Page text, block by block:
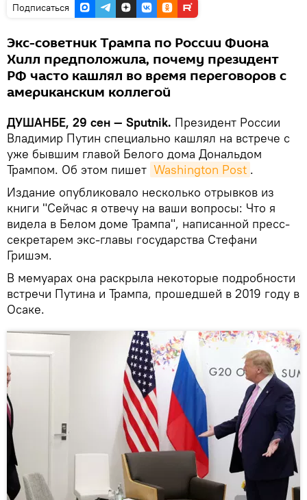
Подписаться
Экс-советник Трампа по России Фиона
Хилл предположила, почему президент
РФ часто кашлял во время переговоров с
американским коллегой
ДУШАНБЕ, 29 сен — Sputnik. Президент России
Владимир Путин специально кашлял на встрече с
уже бывшим главой Белого дома Дональдом
Трампом. Об этом пишет Washington Post .
Издание опубликовало несколько отрывков из
книги "Сейчас я отвечу на ваши вопросы: Что я
видела в Белом доме Трампа", написанной пресс-
секретарем экс-главы государства Стефани
Гришэм.
В мемуарах она раскрыла некоторые подробности
встречи Путина и Трампа, прошедшей в 2019 году в
Осаке.